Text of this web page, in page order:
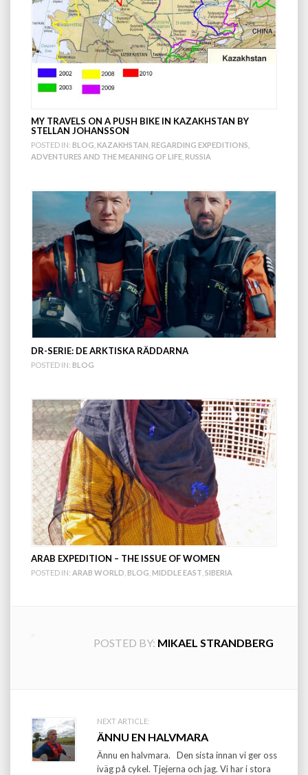
MY TRAVELS ON A PUSH BIKE IN KAZAKHSTAN BY
STELLAN JOHANSSON
POSTED IN: BLOG KAZAKHSTAN REGARDING EXPEDITIONS,
ADVENTURES AND THE MEANING OF LIFE RUSSIA
DR-SERIE: DE ARKTISKA RÄDDARNA
POSTED IN: BLOG
ARAB EXPEDITION – THE ISSUE OF WOMEN
POSTED IN: ARAB WORLD BLOG MIDDLE EAST SIBERIA
POSTED BY: MIKAEL STRANDBERG
Post
navigation
NEXT ARTICLE:
ÄNNU EN HALVMARA
Ännu en halvmara. Den sista innan vi ger oss
iväg på cykel. Tjejerna och jag. Vi har i stora